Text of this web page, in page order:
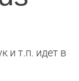
и т.п. идет в